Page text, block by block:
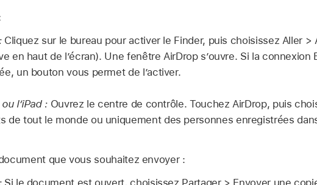
Cliquez sur le bureau pour activer le Finder, puis choisissez Aller >
en haut de l’écran). Une fenêtre AirDrop s’ouvre. Si la connexion
un bouton vous permet de l’activer.
l’iPad : Ouvrez le centre de contrôle. Touchez AirDrop, puis
de tout le monde ou uniquement des personnes enregistrées
que vous souhaitez envoyer :